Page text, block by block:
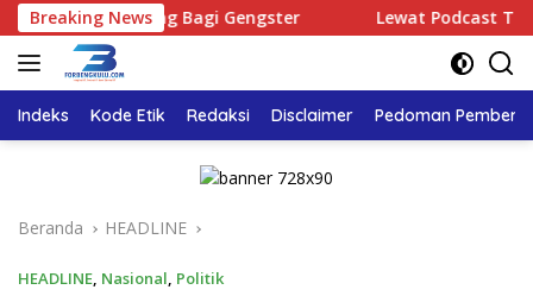
Langsung
ke
konten
Breaking News
Ruang Bagi Gengster Lewat Podcast Tribun
Indeks Kode Etik Redaksi Disclaimer Pedoman
Beranda HEADLINE
HEADLINE, Nasional, Politik